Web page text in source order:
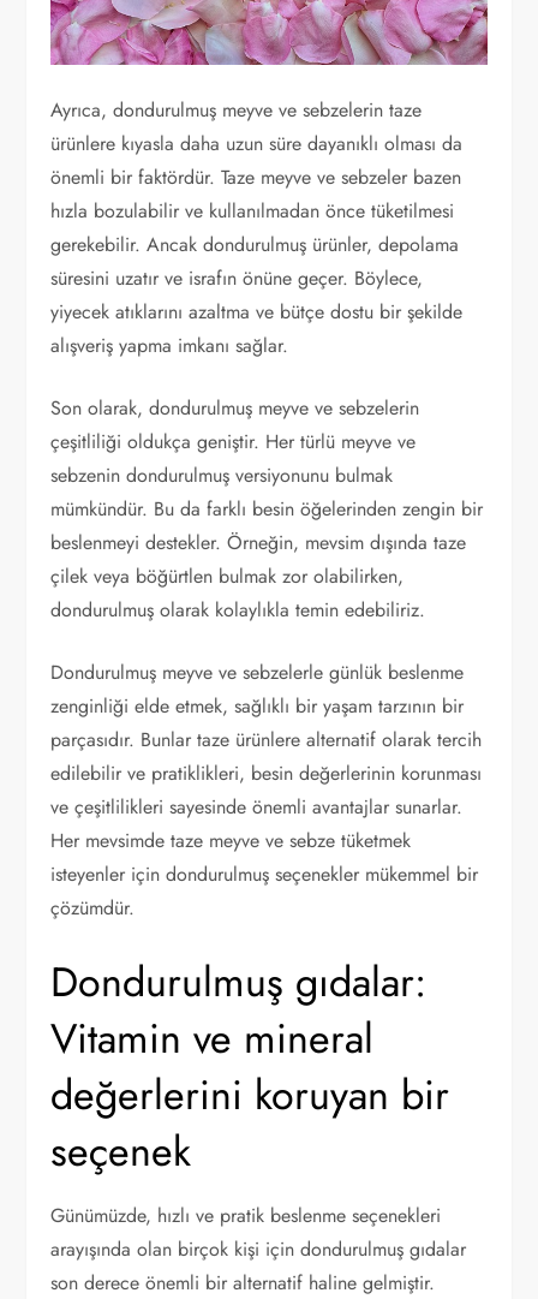
Ayrıca, dondurulmuş meyve ve sebzelerin taze
ürünlere kıyasla daha uzun süre dayanıklı olması da
önemli bir faktördür. Taze meyve ve sebzeler bazen
hızla bozulabilir ve kullanılmadan önce tüketilmesi
gerekebilir. Ancak dondurulmuş ürünler, depolama
süresini uzatır ve israfın önüne geçer. Böylece,
yiyecek atıklarını azaltma ve bütçe dostu bir şekilde
alışveriş yapma imkanı sağlar.
Son olarak, dondurulmuş meyve ve sebzelerin
çeşitliliği oldukça geniştir. Her türlü meyve ve
sebzenin dondurulmuş versiyonunu bulmak
mümkündür. Bu da farklı besin öğelerinden zengin bir
beslenmeyi destekler. Örneğin, mevsim dışında taze
çilek veya böğürtlen bulmak zor olabilirken,
dondurulmuş olarak kolaylıkla temin edebiliriz.
Dondurulmuş meyve ve sebzelerle günlük beslenme
zenginliği elde etmek, sağlıklı bir yaşam tarzının bir
parçasıdır. Bunlar taze ürünlere alternatif olarak tercih
edilebilir ve pratiklikleri, besin değerlerinin korunması
ve çeşitlilikleri sayesinde önemli avantajlar sunarlar.
Her mevsimde taze meyve ve sebze tüketmek
isteyenler için dondurulmuş seçenekler mükemmel bir
çözümdür.
Dondurulmuş gıdalar:
Vitamin ve mineral
değerlerini koruyan bir
seçenek
Günümüzde, hızlı ve pratik beslenme seçenekleri
arayışında olan birçok kişi için dondurulmuş gıdalar
son derece önemli bir alternatif haline gelmiştir.